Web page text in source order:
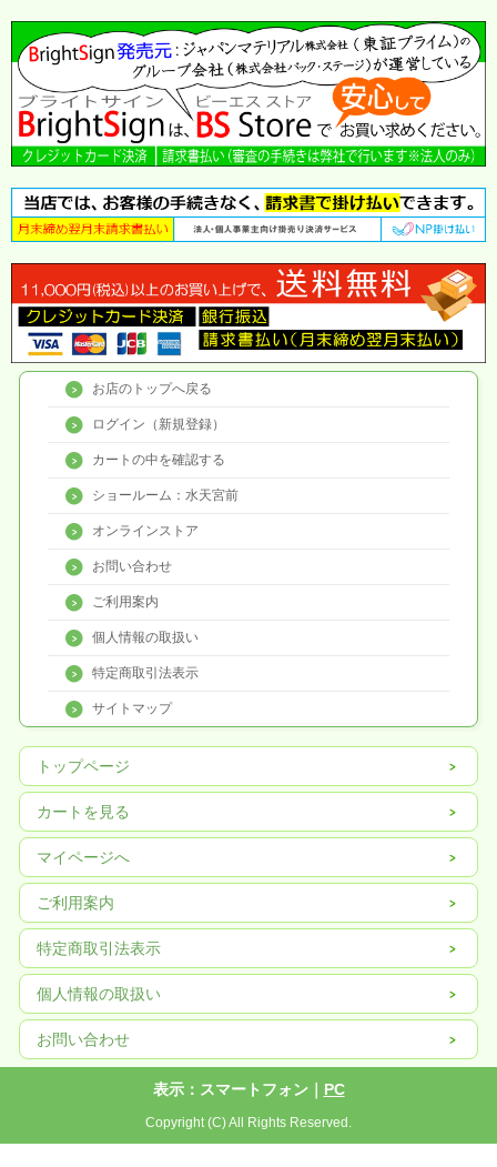
お店のトップへ戻る
ログイン（新規登録）
カートの中を確認する
ショールーム：水天宮前
オンラインストア
お問い合わせ
ご利用案内
個人情報の取扱い
特定商取引法表示
サイトマップ
トップページ
カートを見る
マイページへ
ご利用案内
特定商取引法表示
個人情報の取扱い
お問い合わせ
表示：スマートフォン｜ PC
Copyright (C) All Rights Reserved.